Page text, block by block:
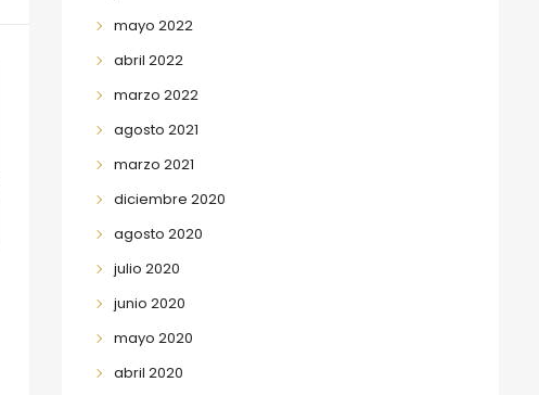
mayo 2022
abril 2022
marzo 2022
agosto 2021
marzo 2021
diciembre 2020
agosto 2020
julio 2020
junio 2020
mayo 2020
abril 2020